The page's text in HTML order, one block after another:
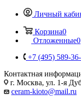
Личный
Корзина0
Отложенные0
+7 (495) 589-
Контактная
г. Москва, ул. 1-я
ceram-kioto@mail.ru